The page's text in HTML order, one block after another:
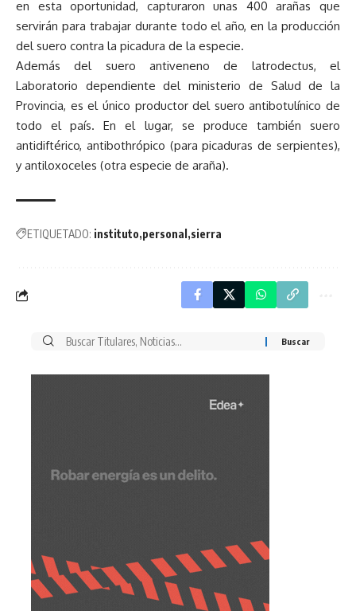
en esta oportunidad, capturaron unas 400 arañas que
servirán para trabajar durante todo el año, en la producción
del suero contra la picadura de la especie.
Además del suero antiveneno de latrodectus, el
Laboratorio dependiente del ministerio de Salud de la
Provincia, es el único productor del suero antibotulínico de
todo el país. En el lugar, se produce también suero
antidiftérico, antibothrópico (para picaduras de serpientes),
y antiloxoceles (otra especie de araña).
ETIQUETADO: instituto personal sierra
Buscar